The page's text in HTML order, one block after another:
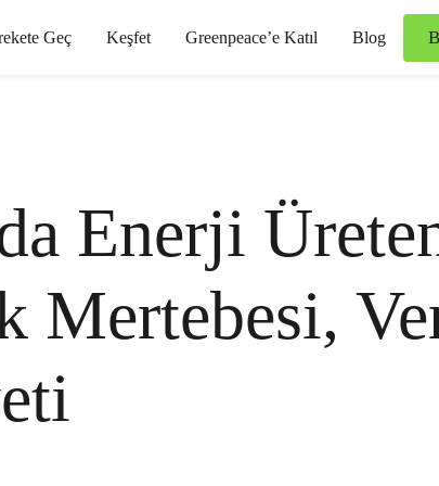
Geç Keşfet Greenpeace’e Katıl Blog
Enerji
Mertebesi,